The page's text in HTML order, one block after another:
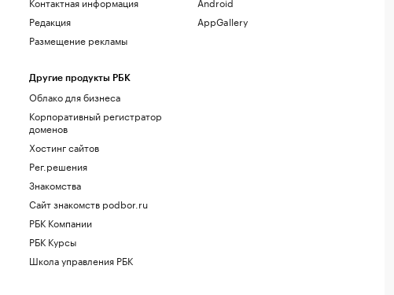
Редакция
Размещение рекламы
Другие продукты РБК
Облако для бизнеса
Корпоративный регистратор
доменов
Хостинг сайтов
Рег.решения
Знакомства
Сайт знакомств podbor.ru
РБК Компании
РБК Курсы
Школа управления РБК
AppGallery